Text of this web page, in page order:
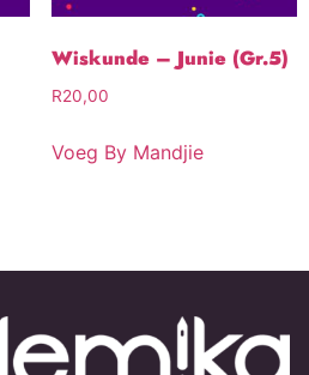
Wiskunde – Junie (Gr.5)
R20,00
Voeg By Mandjie